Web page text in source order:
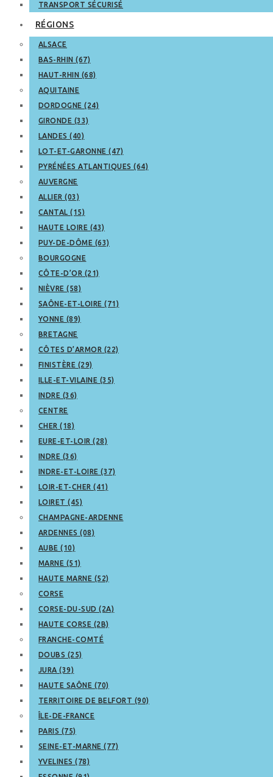
TRANSPORT SÉCURISÉ
RÉGIONS
ALSACE
BAS-RHIN (67)
HAUT-RHIN (68)
AQUITAINE
DORDOGNE (24)
GIRONDE (33)
LANDES (40)
LOT-ET-GARONNE (47)
PYRÉNÉES ATLANTIQUES (64)
AUVERGNE
ALLIER (03)
CANTAL (15)
HAUTE LOIRE (43)
PUY-DE-DÔME (63)
BOURGOGNE
CÔTE-D’OR (21)
NIÈVRE (58)
SAÔNE-ET-LOIRE (71)
YONNE (89)
BRETAGNE
CÔTES D’ARMOR (22)
FINISTÈRE (29)
ILLE-ET-VILAINE (35)
INDRE (36)
CENTRE
CHER (18)
EURE-ET-LOIR (28)
INDRE (36)
INDRE-ET-LOIRE (37)
LOIR-ET-CHER (41)
LOIRET (45)
CHAMPAGNE-ARDENNE
ARDENNES (08)
AUBE (10)
MARNE (51)
HAUTE MARNE (52)
CORSE
CORSE-DU-SUD (2A)
HAUTE CORSE (2B)
FRANCHE-COMTÉ
DOUBS (25)
JURA (39)
HAUTE SAÔNE (70)
TERRITOIRE DE BELFORT (90)
ÎLE-DE-FRANCE
PARIS (75)
SEINE-ET-MARNE (77)
YVELINES (78)